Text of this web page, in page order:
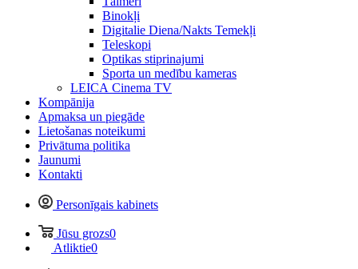
Binokļi
Digitalie Diena/Nakts Temekļi
Teleskopi
Optikas stiprinajumi
Sporta un medību kameras
LEICA Cinema TV
Kompānija
Apmaksa un piegāde
Lietošanas noteikumi
Privātuma politika
Jaunumi
Kontakti
Personīgais kabinets
Jūsu grozs0
Atliktie0